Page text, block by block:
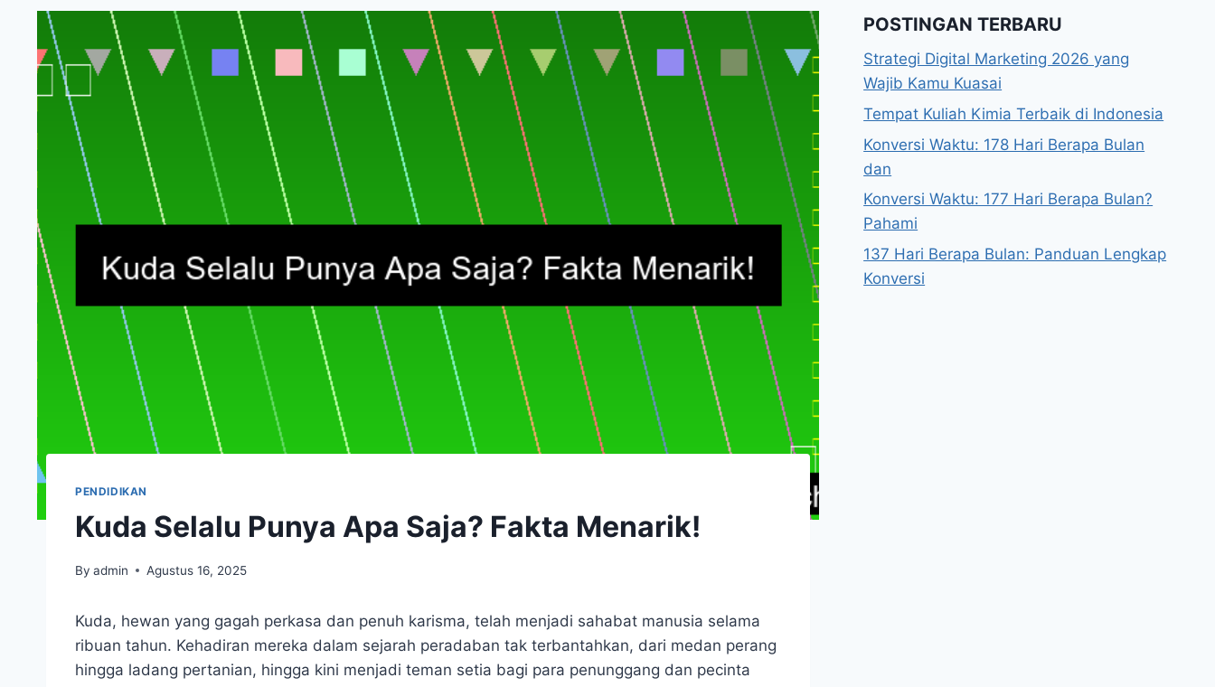
PENDIDIKAN
Kuda Selalu Punya Apa Saja? Fakta Menarik!
By admin Agustus 16, 2025
Kuda, hewan yang gagah perkasa dan penuh karisma, telah menjadi sahabat manusia selama
ribuan tahun. Kehadiran mereka dalam sejarah peradaban tak terbantahkan, dari medan perang
hingga ladang pertanian, hingga kini menjadi teman setia bagi para penunggang dan pecinta
POSTINGAN TERBARU
Strategi Digital Marketing 2026 yang
Wajib Kamu Kuasai
Tempat Kuliah Kimia Terbaik di Indonesia
Konversi Waktu: 178 Hari Berapa Bulan
dan
Konversi Waktu: 177 Hari Berapa Bulan?
Pahami
137 Hari Berapa Bulan: Panduan Lengkap
Konversi